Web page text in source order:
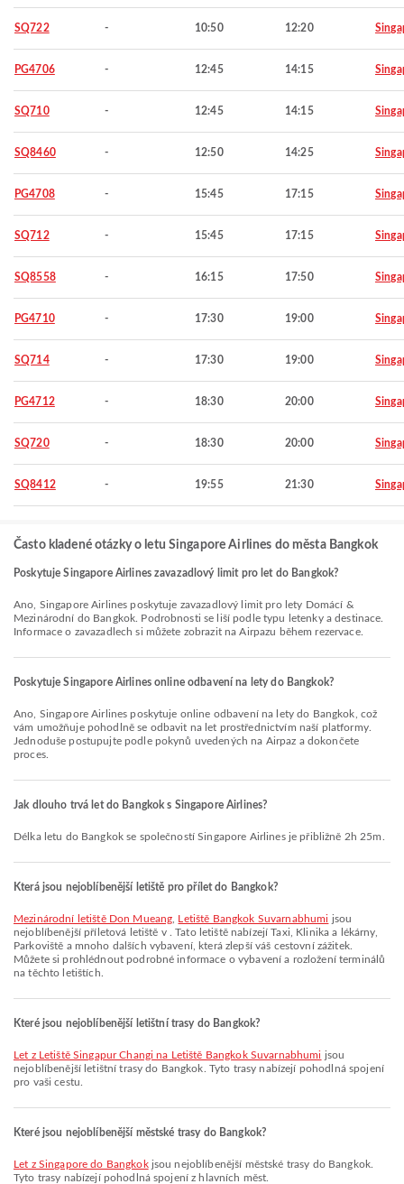
SQ722 - 10:50 12:20
PG4706 - 12:45 14:15
SQ710 - 12:45 14:15
SQ8460 - 12:50 14:25
PG4708 - 15:45 17:15
SQ712 - 15:45 17:15
SQ8558 - 16:15 17:50
PG4710 - 17:30 19:00
SQ714 - 17:30 19:00
PG4712 - 18:30 20:00
SQ720 - 18:30 20:00
SQ8412 - 19:55 21:30
Často kladené otázky o letu Singapore Airlines do města Bangkok
Poskytuje Singapore Airlines zavazadlový limit pro let do Bangkok?
Ano, Singapore Airlines poskytuje zavazadlový limit pro lety Domácí &
Mezinárodní do Bangkok. Podrobnosti se liší podle typu letenky a destinace.
Informace o zavazadlech si můžete zobrazit na Airpazu během rezervace.
Poskytuje Singapore Airlines online odbavení na lety do Bangkok?
Ano, Singapore Airlines poskytuje online odbavení na lety do Bangkok, což
vám umožňuje pohodlně se odbavit na let prostřednictvím naší platformy.
Jednoduše postupujte podle pokynů uvedených na Airpaz a dokončete
proces.
Jak dlouho trvá let do Bangkok s Singapore Airlines?
Délka letu do Bangkok se společností Singapore Airlines je přibližně 2h 25m.
Která jsou nejoblíbenější letiště pro přílet do Bangkok?
Mezinárodní letiště Don Mueang Letiště Bangkok Suvarnabhumi jsou
nejoblíbenější příletová letiště v . Tato letiště nabízejí Taxi, Klinika a lékárny,
Parkoviště a mnoho dalších vybavení, která zlepší váš cestovní zážitek.
Můžete si prohlédnout podrobné informace o vybavení a rozložení terminálů
na těchto letištích.
Které jsou nejoblíbenější letištní trasy do Bangkok?
let z Letiště Singapur Changi na Letiště Bangkok Suvarnabhumi jsou
nejoblíbenější letištní trasy do Bangkok. Tyto trasy nabízejí pohodlná spojení
pro vaši cestu.
Které jsou nejoblíbenější městské trasy do Bangkok?
let z Singapore do Bangkokjsou nejoblíbenější městské trasy do Bangkok.
Tyto trasy nabízejí pohodlná spojení z hlavních měst.